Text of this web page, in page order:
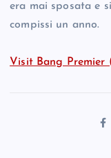
era mai sposata e
compissi un anno.
Visit Bang Premier